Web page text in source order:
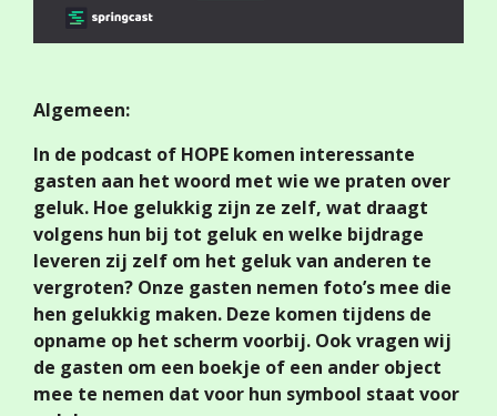
Algemeen:
In de podcast of HOPE komen interessante
gasten aan het woord met wie we praten over
geluk. Hoe gelukkig zijn ze zelf, wat draagt
volgens hun bij tot geluk en welke bijdrage
leveren zij zelf om het geluk van anderen te
vergroten? Onze gasten nemen foto’s mee die
hen gelukkig maken. Deze komen tijdens de
opname op het scherm voorbij. Ook vragen wij
de gasten om een boekje of een ander object
mee te nemen dat voor hun symbool staat voor